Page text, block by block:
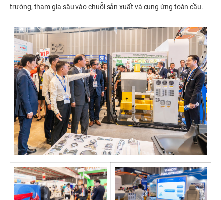
trường, tham gia sâu vào chuỗi sản xuất và cung ứng toàn cầu.